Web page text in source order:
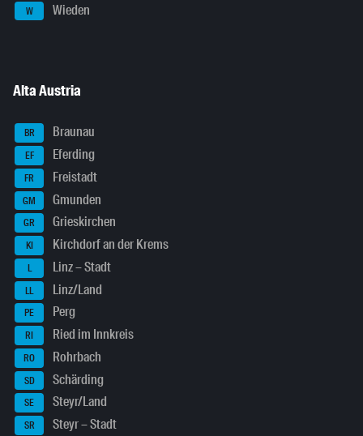
W Wieden
Alta Austria
BR Braunau
EF Eferding
FR Freistadt
GM Gmunden
GR Grieskirchen
KI Kirchdorf an der Krems
L Linz – Stadt
LL Linz/Land
PE Perg
RI Ried im Innkreis
RO Rohrbach
SD Schärding
SE Steyr/Land
SR Steyr – Stadt